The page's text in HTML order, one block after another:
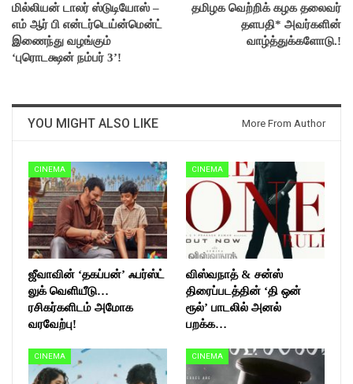
மில்லியன் டாலர் ஸ்டுடியோஸ் –
எம் ஆர் பி என்டர்டெய்ன்மென்ட்
இணைந்து வழங்கும்
‘புரொடக்ஷன் நம்பர் 3’!
தமிழக வெற்றிக் கழக தலைவர்
தளபதி* அவர்களின்
வாழ்த்துக்களோடு.!
YOU MIGHT ALSO LIKE More From Author
CINEMA
ஜீவாவின் ‘தகப்பன்’ ஃபர்ஸ்ட்
லுக் வெளியீடு…
ரசிகர்களிடம் அமோக
வரவேற்பு!
CINEMA
விஸ்வநாத் & சன்ஸ்
திரைப்படத்தின் ‘தி ஒன்
ரூல்’ பாடலில் அனல்
பறக்க…
CINEMA CINEMA